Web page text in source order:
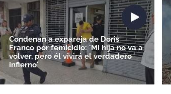
Condenan a expareja de Doris
Franco por femicidio: 'Mi hija no va a
volver, pero él vivirá el verdadero
infierno'